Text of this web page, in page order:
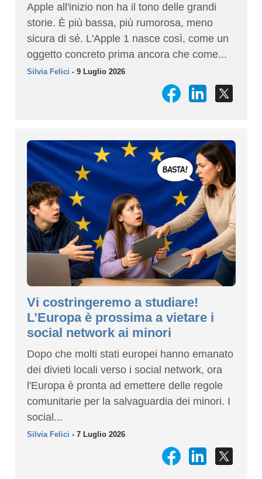
Apple all'inizio non ha il tono delle grandi
storie. È più bassa, più rumorosa, meno
sicura di sé. L'Apple 1 nasce così, come un
oggetto concreto prima ancora che come...
Silvia Felici - 9 Luglio 2026
Vi costringeremo a studiare!
L’Europa è prossima a vietare i
social network ai minori
Dopo che molti stati europei hanno emanato
dei divieti locali verso i social network, ora
l'Europa è pronta ad emettere delle regole
comunitarie per la salvaguardia dei minori. I
social...
Silvia Felici - 7 Luglio 2026